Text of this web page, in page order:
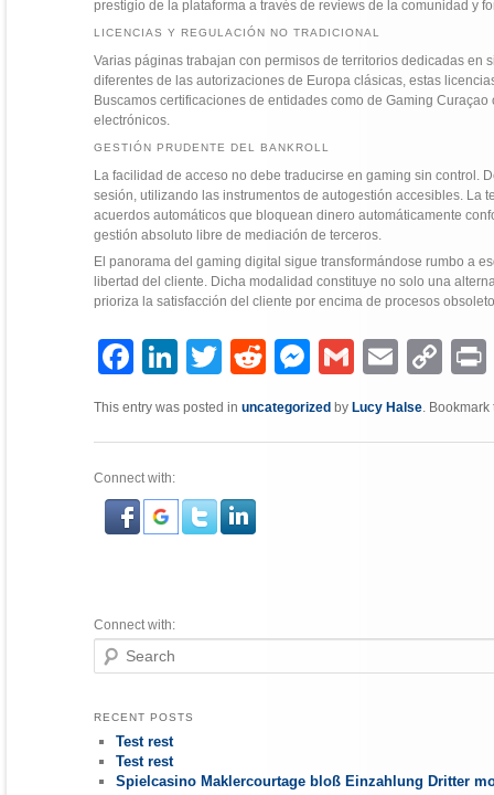
prestigio de la plataforma a través de reviews de la comunidad y
LICENCIAS Y REGULACIÓN NO TRADICIONAL
Varias páginas trabajan con permisos de territorios dedicadas en
diferentes de las autorizaciones de Europa clásicas, estas
Buscamos certificaciones de entidades como de Gaming
electrónicos.
GESTIÓN PRUDENTE DEL BANKROLL
La facilidad de acceso no debe traducirse en gaming sin control.
sesión, utilizando las instrumentos de autogestión accesibles. La
acuerdos automáticos que bloquean dinero automáticamente
gestión absoluto libre de mediación de terceros.
El panorama del gaming digital sigue transformándose rumbo a
libertad del cliente. Dicha modalidad constituye no solo una
prioriza la satisfacción del cliente por encima de procesos
FacebookLinkedIn Twitter Reddit MessengerGmail Email Copy
This entry was posted inuncategorized byLucy Halse .
Connect with:
Connect with:
Search
RECENT POSTS
Test rest
Test rest
Spielcasino Maklercourtage bloß Einzahlung Dritter